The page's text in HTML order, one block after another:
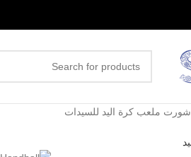
شورت ملعب كرة اليد للسيدات